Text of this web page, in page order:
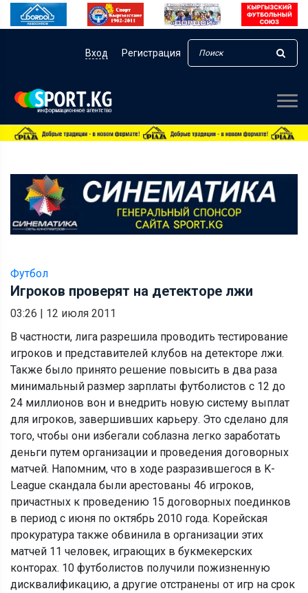
Вход Регистрация
Футбол
Игроков проверят на детекторе лжи
03:26 | 12 июля 2011
В частности, лига разрешила проводить тестирование
игроков и представителей клубов на детекторе лжи.
Также было принято решение повысить в два раза
минимальный размер зарплаты футболистов с 12 до
24 миллионов вон и внедрить новую систему выплат
для игроков, завершивших карьеру. Это сделано для
того, чтобы они избегали соблазна легко заработать
деньги путем организации и проведения договорных
матчей. Напомним, что в ходе разразившегося в K-
League скандала были арестованы 46 игроков,
причастных к проведению 15 договорных поединков
в период с июня по октябрь 2010 года. Корейская
прокуратура также обвинила в организации этих
матчей 11 человек, играющих в букмекерских
конторах. 10 футболистов получили пожизненную
дисквалификацию, а другие отстранены от игр на срок